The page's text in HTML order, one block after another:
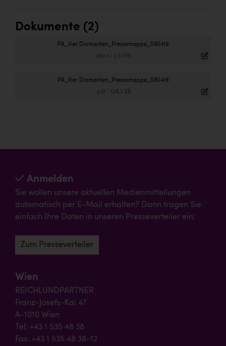
Dokumente (2)
PA_Vier Diamanten_Pressemappe_080419
.docx| 2,3 MB
PA_Vier Diamanten_Pressemappe_080419
.pdf 128,3 KB
Anmelden
Sie wollen unsere aktuellen Medienmitteilungen
automatisch per E-Mail erhalten? Dann tragen Sie
einfach Ihre Daten in unseren Presseverteiler ein:
Zum Presseverteiler
Wien
REICHLUNDPARTNER
Franz-Josefs-Kai 47
A-1010 Wien
Tel: +43 1 535 48 38
Fax: +43 1 535 48 38-12